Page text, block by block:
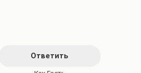
Ответить